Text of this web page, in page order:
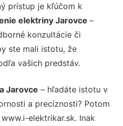
prístup je kľúčom k
elektriny Jarovce –
konzultácie či
ste mali istotu, že
vašich predstáv.
Jarovce – hľadáte istotu v
a precíznosti? Potom
elektrikar.sk. Inak